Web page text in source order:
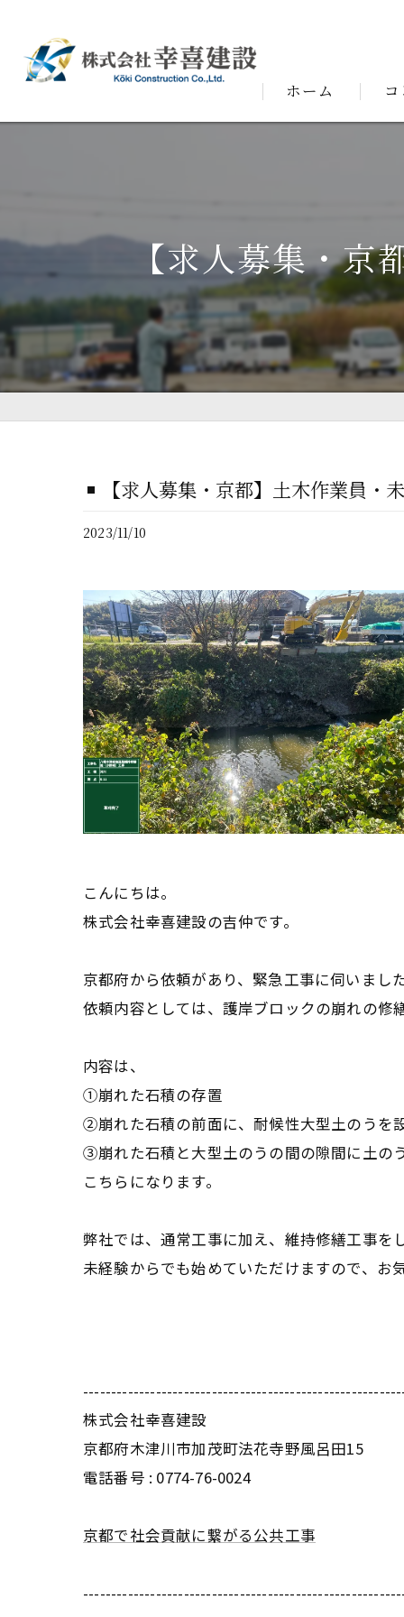
ホーム
【求人募集・京
【求人募集・京都】土木作業員・
2023/11/10
こんにちは。
株式会社幸喜建設の吉仲です。
京都府から依頼があり、緊急工事に伺いました
依頼内容としては、護岸ブロックの崩れの修繕
内容は、
①崩れた石積の存置
②崩れた石積の前面に、耐候性大型土のうを
③崩れた石積と大型土のうの間の隙間に土の
こちらになります。
弊社では、通常工事に加え、維持修繕工事を
未経験からでも始めていただけますので、お
株式会社幸喜建設
京都府木津川市加茂町法花寺野風呂田15
電話番号 : 0774-76-0024
京都で社会貢献に繋がる公共工事